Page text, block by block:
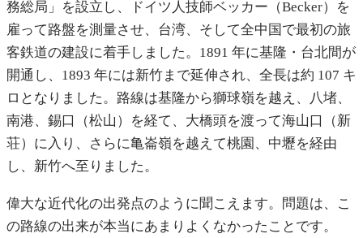
務総局」を設立し、ドイツ人技師ベッカー（Becker）を
雇って路盤を測量させ、台湾、そして全中国で最初の旅
客鉄道の建設に着手しました。1891 年に基隆・台北間が
開通し、1893 年には新竹まで延伸され、全長は約 107 キ
ロとなりました。路線は基隆から獅球嶺を越え、八堵、
南港、錫口（松山）を経て、大橋頭を渡って海山口（新
荘）に入り、さらに亀崙嶺を越えて桃園、中壢を経由
し、新竹へ至りました。
偉大な近代化の出発点のように聞こえます。問題は、こ
の路線の出来が本当にあまりよくなかったことです。